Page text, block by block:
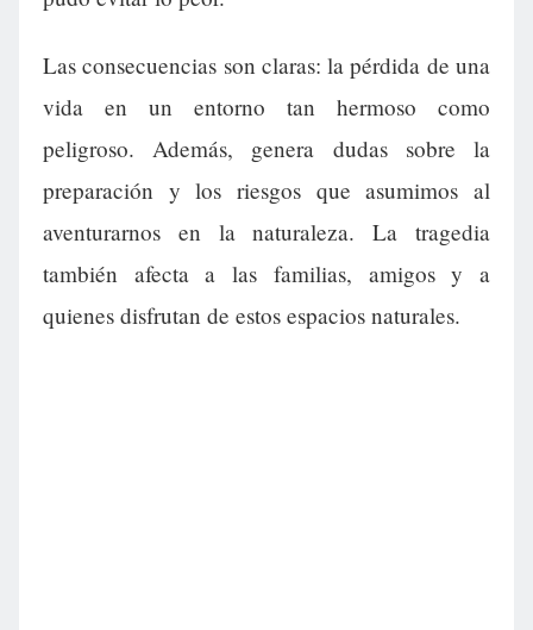
Las consecuencias son claras: la pérdida de una
vida en un entorno tan hermoso como
peligroso. Además, genera dudas sobre la
preparación y los riesgos que asumimos al
aventurarnos en la naturaleza. La tragedia
también afecta a las familias, amigos y a
quienes disfrutan de estos espacios naturales.